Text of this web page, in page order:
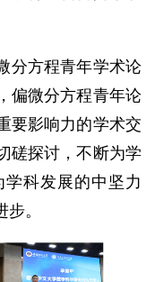
分方程青年学术论
偏微分方程青年论
要影响力的学术交
磋探讨，不断为学
科发展的中坚力
。